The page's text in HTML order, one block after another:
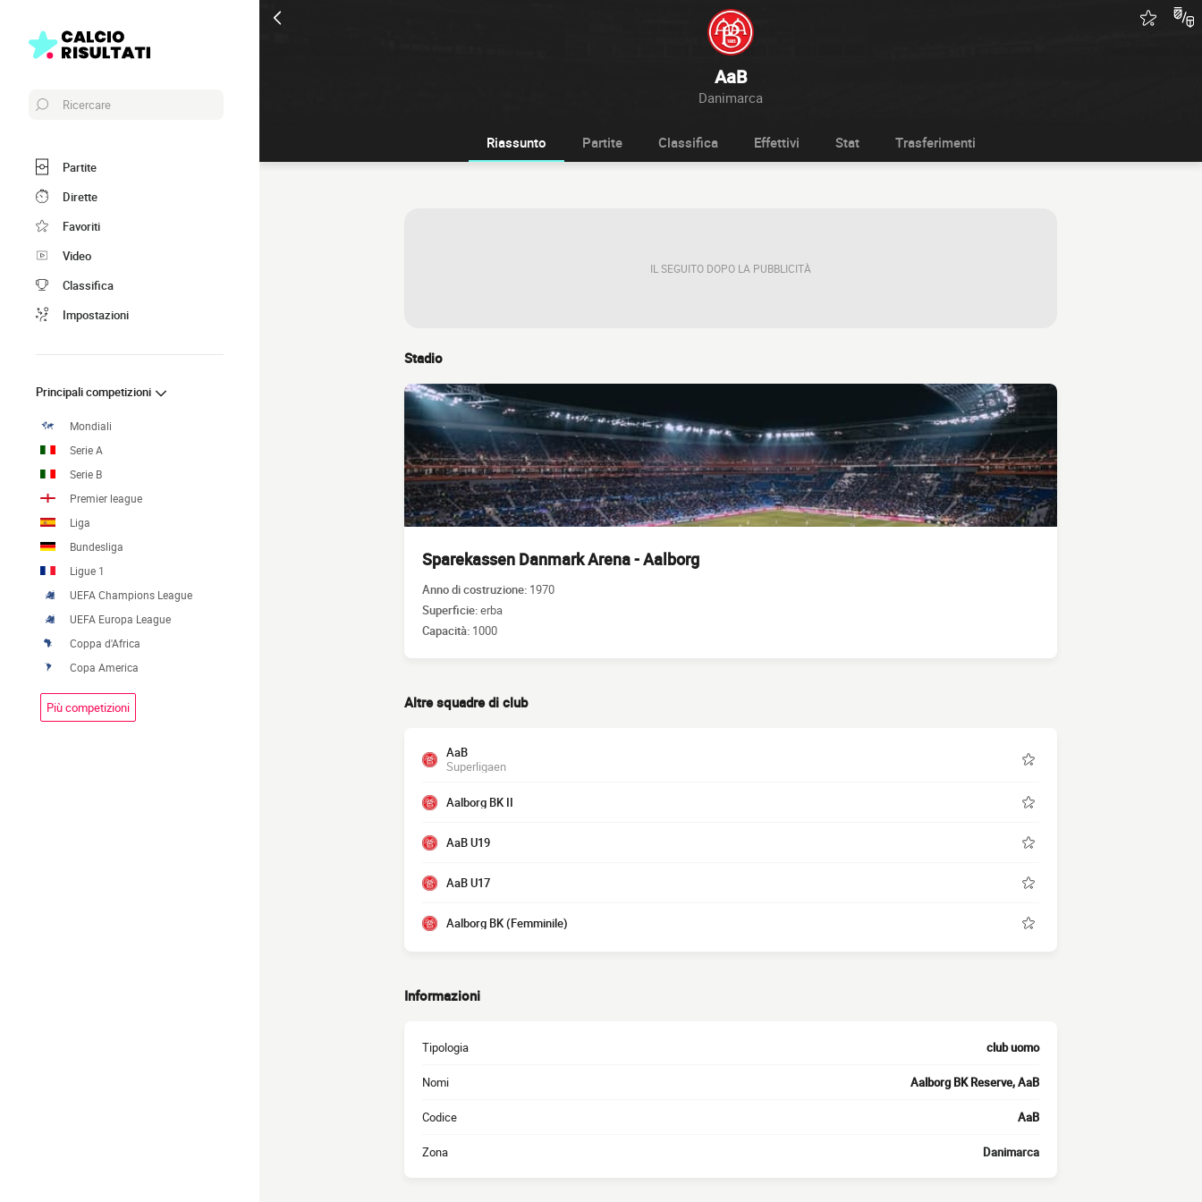
AaB
Danimarca
Ricercare
Partite
Dirette
Favoriti
Video
Classifica
Impostazioni
Principali competizioni
Mondiali
Serie A
Serie B
Premier league
Liga
Bundesliga
Ligue 1
UEFA Champions League
UEFA Europa League
Coppa d'Africa
Copa America
Più competizioni
Riassunto Partite Classifica Effettivi Stat Trasferimenti
IL SEGUITO DOPO LA PUBBLICITÀ
Stadio
Sparekassen Danmark Arena - Aalborg
Anno di costruzione: 1970
Superficie:erba
Capacità: 1000
Altre squadre di club
AaB
Superligaen
Aalborg BK II
AaB U19
AaB U17
Aalborg BK (Femminile)
Informazioni
Tipologia club uomo
Nomi Aalborg BK Reserve, AaB
Codice AaB
Zona Danimarca